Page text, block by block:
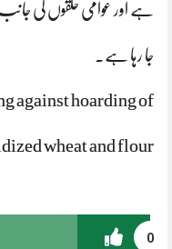
ہے اور عوامی حلقوں کی
جا رہا ہے۔
against hoarding of
wheat and flour
0